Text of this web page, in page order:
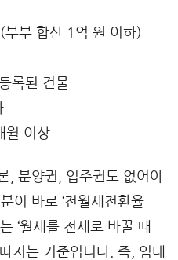
부 합산 1억 원 이하)
록된 건물
월 이상
, 분양권, 입주권도 없어야
이 바로 ‘전월세전환율
‘월세를 전세로 바꿀 때
지는 기준입니다. 즉, 임대